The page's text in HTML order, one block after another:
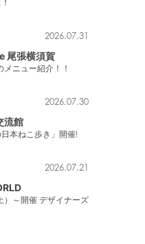
2026.07.31
尾張横須賀
ニュー紹介！！
2026.07.30
流館
本ねこ歩き」開催!
2026.07.21
～開催 デザイナーズ